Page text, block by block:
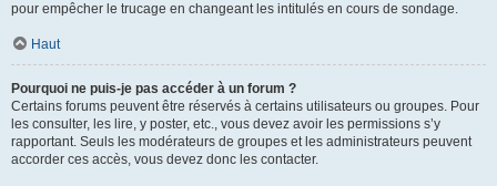
pour empêcher le trucage en changeant les intitulés en cours de sondage.
Haut
Pourquoi ne puis-je pas accéder à un forum ?
Certains forums peuvent être réservés à certains utilisateurs ou groupes. Pour
les consulter, les lire, y poster, etc., vous devez avoir les permissions s’y
rapportant. Seuls les modérateurs de groupes et les administrateurs peuvent
accorder ces accès, vous devez donc les contacter.